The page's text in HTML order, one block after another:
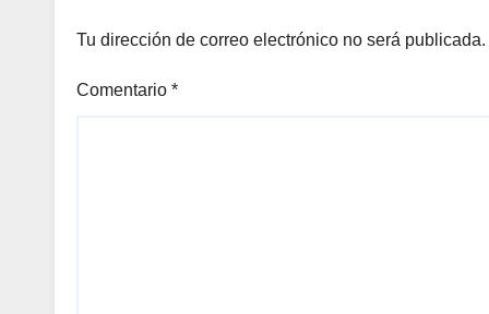
Tu dirección de correo electrónico no será publicada.
Comentario *